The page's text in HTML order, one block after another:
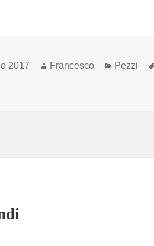
2017 Autore
Francesco Categorie
Pezzi